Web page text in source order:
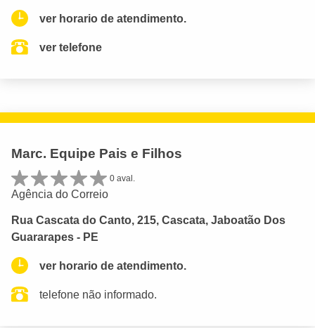
ver horario de atendimento.
ver telefone
Marc. Equipe Pais e Filhos
0 aval.
Agência do Correio
Rua Cascata do Canto, 215, Cascata, Jaboatão Dos
Guararapes - PE
ver horario de atendimento.
telefone não informado.